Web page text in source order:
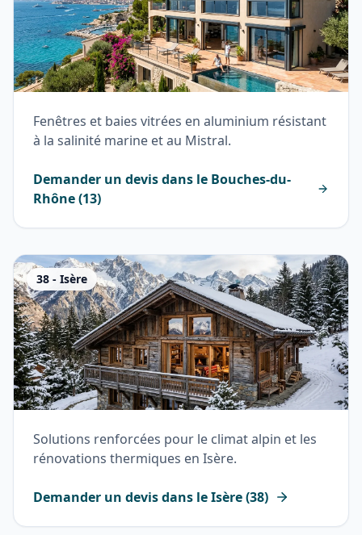
Fenêtres et baies vitrées en aluminium résistant
à la salinité marine et au Mistral.
Demander un devis dans le Bouches-du-
Rhône(13)
38 - Isère
Solutions renforcées pour le climat alpin et les
rénovations thermiques en Isère.
Demander un devis dans leIsère(38)